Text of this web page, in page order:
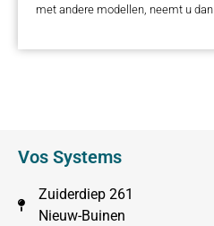
met andere modellen, neemt u dan
Vos Systems
Zuiderdiep 261
Nieuw-Buinen